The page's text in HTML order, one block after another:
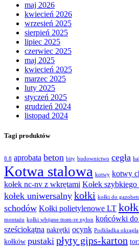
maj 2026
kwiecień 2026
wrzesień 2025
sierpień 2025
lipiec 2025
czerwiec 2025
maj 2025
kwiecień 2025
marzec 2025
luty 2025
styczeń 2025
grudzień 2024
listopad 2024
Tagi produktów
8.8 aprobata beton bity budownictwo cegła
Kotwa stalowa kotwy kotwy
kołek nc-nv z wkrętami Kołek szybkiego
kołek uniwersalny kołki kołki do
schodów Kołki polietylenowe LT
montażu kołki wbijane tnsm-re nylon końcówki
sześciokątna nakrętki ocynk Podkładka okrągła
kołków pustaki płyty gips-karton